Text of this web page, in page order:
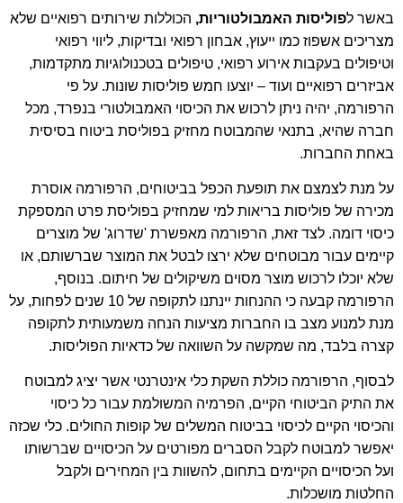
באשר לפוליסות האמבולטוריות, הכוללות שירותים רפואיים שלא
מצריכים אשפוז כמו ייעוץ, אבחון רפואי ובדיקות, ליווי רפואי
וטיפולים בעקבות אירוע רפואי, טיפולים בטכנולוגיות מתקדמות,
אביזרים רפואיים ועוד – יוצעו חמש פוליסות שונות. על פי
הרפורמה, יהיה ניתן לרכוש את הכיסוי האמבולטורי בנפרד, מכל
חברה שהיא, בתנאי שהמבוטח מחזיק בפוליסת ביטוח בסיסית
באחת החברות.
על מנת לצמצם את תופעת הכפל בביטוחים, הרפורמה אוסרת
מכירה של פוליסות בריאות למי שמחזיק בפוליסת פרט המספקת
כיסוי דומה. לצד זאת, הרפורמה מאפשרת 'שדרוג' של מוצרים
קיימים עבור מבוטחים שלא ירצו לבטל את המוצר שברשותם, או
שלא יוכלו לרכוש מוצר מסוים משיקולים של חיתום. בנוסף,
הרפורמה קבעה כי ההנחות יינתנו לתקופה של 10 שנים לפחות, על
מנת למנוע מצב בו החברות מציעות הנחה משמעותית לתקופה
קצרה בלבד, מה שמקשה על השוואה של כדאיות הפוליסות.
לבסוף, הרפורמה כוללת השקת כלי אינטרנטי אשר יציג למבוטח
את התיק הביטוחי הקיים, הפרמיה המשולמת עבור כל כיסוי
והכיסוי הקיים לכיסוי בביטוח המשלים של קופות החולים. כלי שכזה
יאפשר למבוטח לקבל הסברים מפורטים על הכיסויים שברשותו
ועל הכיסויים הקיימים בתחום, להשוות בין המחירים ולקבל
החלטות מושכלות.